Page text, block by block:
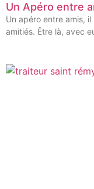
Un Apéro entre
Un apéro entre amis,
amitiés. Être là, avec